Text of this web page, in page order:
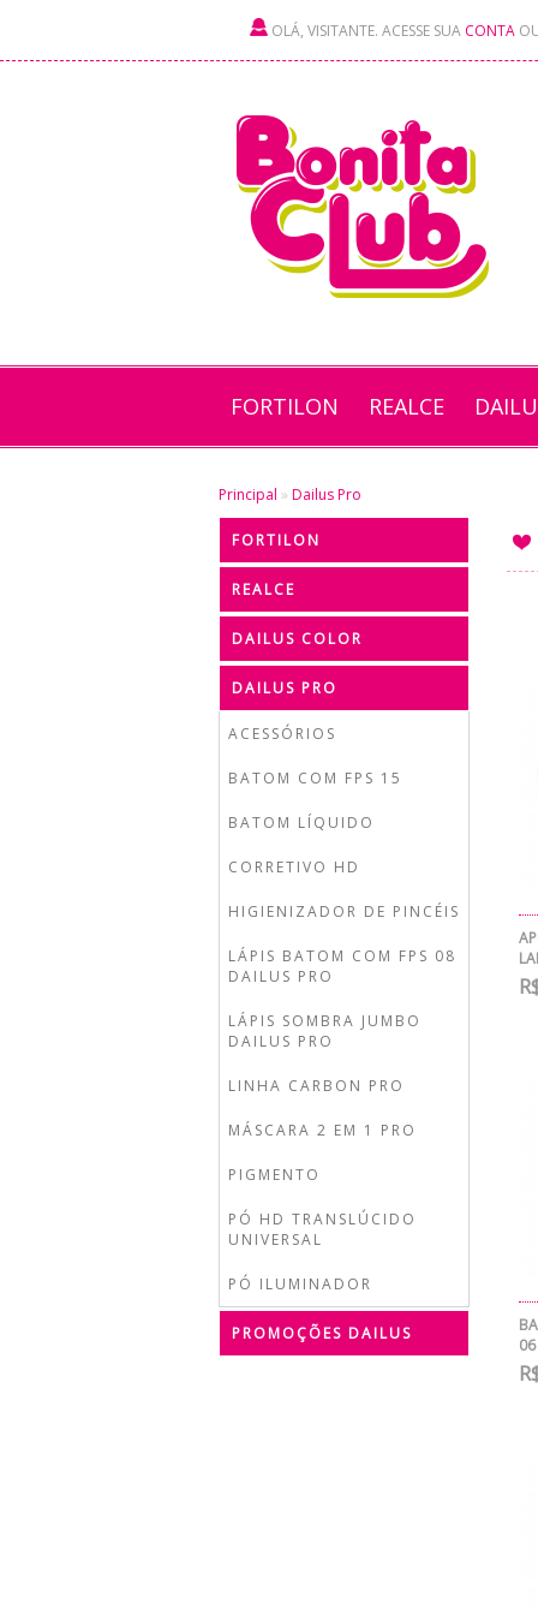
OLÁ, VISITANTE. ACESSE SUA CONTA
FORTILON REALCE
Principal » Dailus Pro
FORTILON
REALCE
DAILUS COLOR
DAILUS PRO
ACESSÓRIOS
BATOM COM FPS 15
BATOM LÍQUIDO
CORRETIVO HD
HIGIENIZADOR DE PINCÉIS
LÁPIS BATOM COM FPS 08
DAILUS PRO
LÁPIS SOMBRA JUMBO
DAILUS PRO
LINHA CARBON PRO
MÁSCARA 2 EM 1 PRO
PIGMENTO
PÓ HD TRANSLÚCIDO
UNIVERSAL
PÓ ILUMINADOR
PROMOÇÕES DAILUS
06